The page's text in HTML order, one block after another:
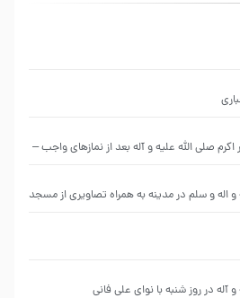
صلی الله علیه و آله بعد از نمازهای واجب –
و اله و سلم در مدینه به همراه تصاویری از مسجد
و آله در روز شنبه با نوای علی فانی